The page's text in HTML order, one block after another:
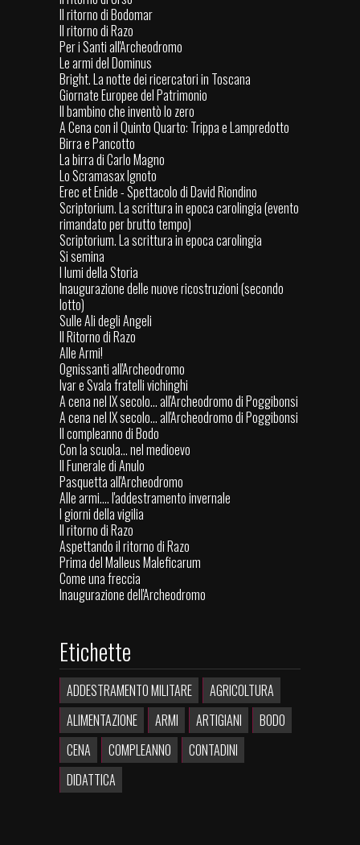
Il ritorno di Bodomar
Il ritorno di Razo
Per i Santi all'Archeodromo
Le armi del Dominus
Bright. La notte dei ricercatori in Toscana
Giornate Europee del Patrimonio
Il bambino che inventò lo zero
A Cena con il Quinto Quarto: Trippa e Lampredotto
Birra e Pancotto
La birra di Carlo Magno
Lo Scramasax Ignoto
Erec et Enide - Spettacolo di David Riondino
Scriptorium. La scrittura in epoca carolingia (evento
rimandato per brutto tempo)
Scriptorium. La scrittura in epoca carolingia
Si semina
I lumi della Storia
Inaugurazione delle nuove ricostruzioni (secondo
lotto)
Sulle Ali degli Angeli
Il Ritorno di Razo
Alle Armi!
Ognissanti all'Archeodromo
Ivar e Svala fratelli vichinghi
A cena nel IX secolo... all'Archeodromo di Poggibonsi
A cena nel IX secolo... all'Archeodromo di Poggibonsi
Il compleanno di Bodo
Con la scuola… nel medioevo
Il Funerale di Anulo
Pasquetta all'Archeodromo
Alle armi.... l'addestramento invernale
I giorni della vigilia
Il ritorno di Razo
Aspettando il ritorno di Razo
Prima del Malleus Maleficarum
Come una freccia
Inaugurazione dell'Archeodromo
Etichette
ADDESTRAMENTO MILITARE
AGRICOLTURA
ALIMENTAZIONE
ARMI ARTIGIANI
BODO
CENA
COMPLEANNO
CONTADINI
DIDATTICA